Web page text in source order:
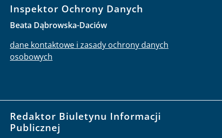
Inspektor Ochrony Danych
Beata Dąbrowska-Daciów
dane kontaktowe i zasady ochrony danych
osobowych
Redaktor Biuletynu Informacji
Publicznej